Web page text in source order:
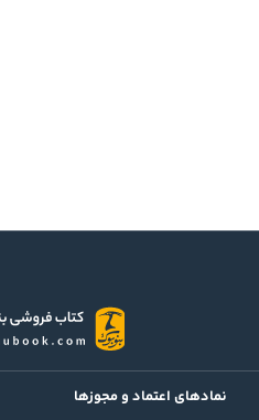
نمادهای اعتماد و مجوزها